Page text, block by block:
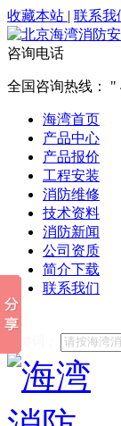
收藏本站 | 联系我
咨询电话
全国咨询热线：
海湾首页
产品中心
产品报价
工程安装
消防维修
技术资料
消防新闻
公司资质
简介下载
联系我们
他们都在搜索: